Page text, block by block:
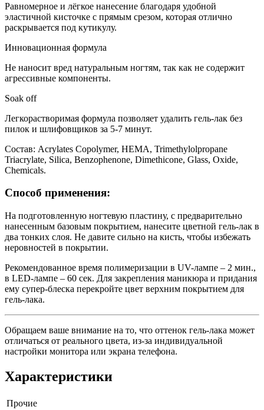
Равномерное и лёгкое нанесение благодаря удобной
эластичной кисточке с прямым срезом, которая отлично
раскрывается под кутикулу.
Инновационная формула
Не наносит вред натуральным ногтям, так как не содержит
агрессивные компоненты.
Soak off
Легкорастворимая формула позволяет удалить гель-лак без
пилок и шлифовщиков за 5-7 минут.
Состав: Acrylates Copolymer, HEMA, Trimethylolpropane
Triacrylate, Silica, Benzophenone, Dimethicone, Glass, Oxide,
Chemicals.
Способ применения:
На подготовленную ногтевую пластину, с предварительно
нанесенным базовым покрытием, нанесите цветной гель-лак в
два тонких слоя. Не давите сильно на кисть, чтобы избежать
неровностей в покрытии.
Рекомендованное время полимеризации в UV-лампе – 2 мин.,
в LED-лампе – 60 сек. Для закрепления маникюра и придания
ему супер-блеска перекройте цвет верхним покрытием для
гель-лака.
Обращаем ваше внимание на то, что оттенок гель-лака может
отличаться от реального цвета, из-за индивидуальной
настройки монитора или экрана телефона.
Характеристики
Прочие